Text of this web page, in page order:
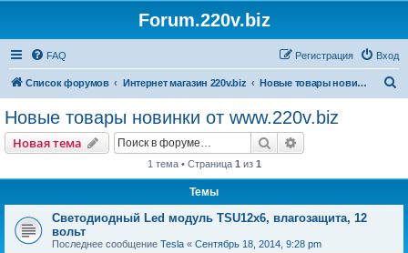
Forum.220v.biz
FAQ Вход
Регистрация
Список форумов Интернет магазин 220v.biz Новые товары новинки от www.220v.biz
Новые товары новинки от www.220v.biz
Новая тема Поиск
1 тема • Страница 1 из 1
Темы
Светодиодный Led модуль TSU12х6, влагозащита, 12
вольт
Последнее сообщение Tesla « Сентябрь 18, 2014, 9:28 pm